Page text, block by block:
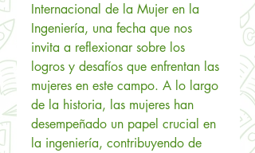
Internacional de la Mujer en la
Ingeniería, una fecha que nos
invita a reflexionar sobre los
logros y desafíos que enfrentan las
mujeres en este campo. A lo largo
de la historia, las mujeres han
desempeñado un papel crucial en
la ingeniería, contribuyendo de